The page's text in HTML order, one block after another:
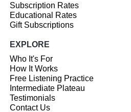
Subscription Rates
Educational Rates
Gift Subscriptions
EXPLORE
Who It's For
How It Works
Free Listening Practice
Intermediate Plateau
Testimonials
Contact Us